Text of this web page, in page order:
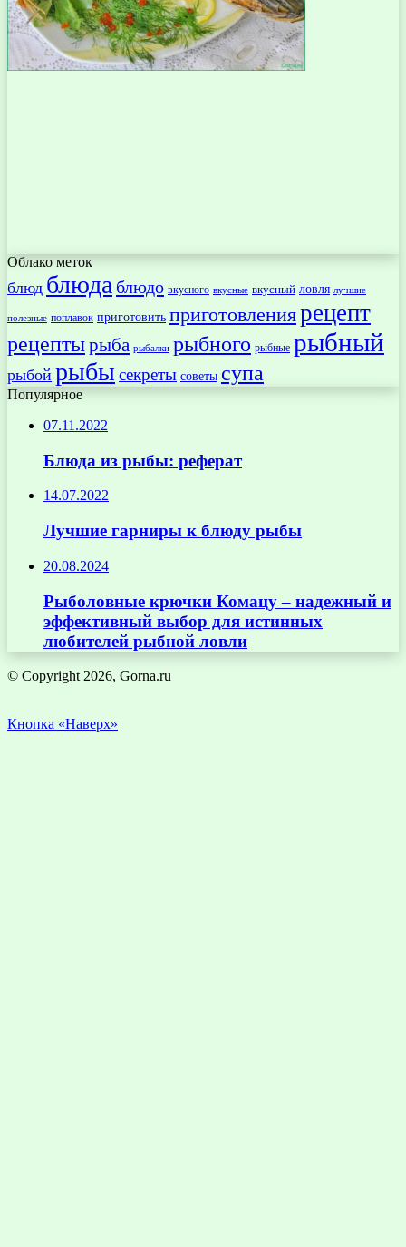
Облако меток
блюд блюда блюдо вкусного вкусные вкусный ловля лучшие
полезные поплавок приготовить приготовлениярецепт
рецептырыба рыбалки рыбного рыбные рыбный
рыбой рыбысекреты советы супа
Популярное
07.11.2022
Блюда из рыбы: реферат
14.07.2022
Лучшие гарниры к блюду рыбы
20.08.2024
Рыболовные крючки Комацу – надежный и
эффективный выбор для истинных
любителей рыбной ловли
© Copyright 2026, Gorna.ru
Кнопка «Наверх»